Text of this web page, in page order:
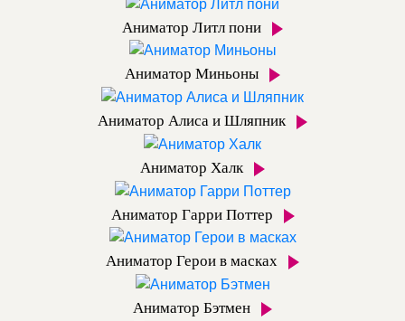
Аниматор Литл пони
Аниматор Миньоны
Аниматор Алиса и Шляпник
Аниматор Халк
Аниматор Гарри Поттер
Аниматор Герои в масках
Аниматор Бэтмен